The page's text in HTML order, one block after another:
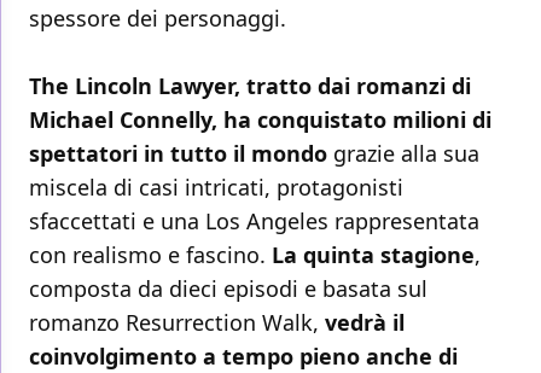
spessore dei personaggi.
The Lincoln Lawyer, tratto dai romanzi di
Michael Connelly, ha conquistato milioni di
spettatori in tutto il mondo grazie alla sua
miscela di casi intricati, protagonisti
sfaccettati e una Los Angeles rappresentata
con realismo e fascino. La quinta stagione,
composta da dieci episodi e basata sul
romanzo Resurrection Walk, vedrà il
coinvolgimento a tempo pieno anche di